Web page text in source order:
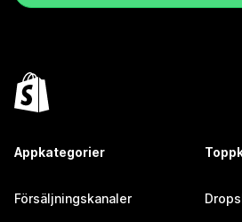
Appkategorier
Försäljningskanaler